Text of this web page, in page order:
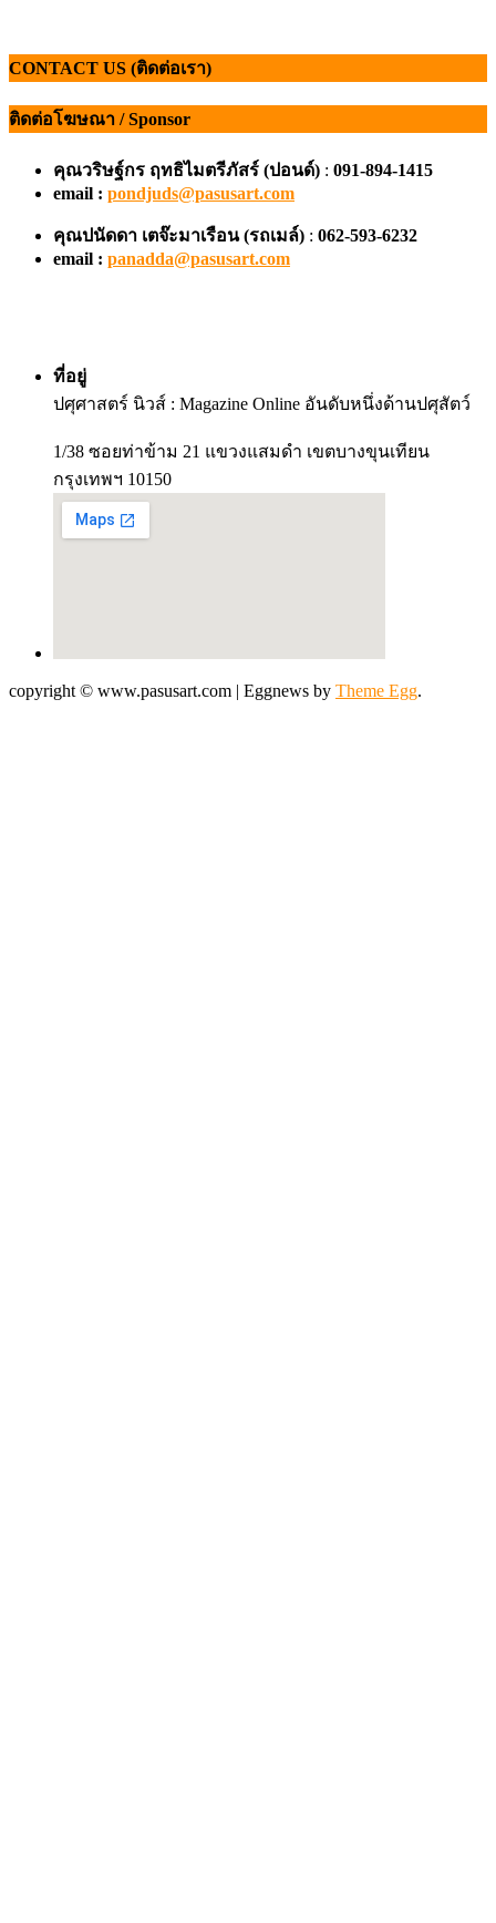
CONTACT US (ติดต่อเรา)
ติดต่อโฆษณา / Sponsor
คุณวริษฐ์กร ฤทธิไมตรีภัสร์ (ปอนด์) : 091-894-1415
email : pondjuds@pasusart.com
คุณปนัดดา เตจ๊ะมาเรือน (รถเมล์) : 062-593-6232
email : panadda@pasusart.com
ที่อยู่
ปศุศาสตร์ นิวส์ : Magazine Online อันดับหนึ่งด้านปศุสัตว์
1/38 ซอยท่าข้าม 21 แขวงแสมดำ เขตบางขุนเทียน
กรุงเทพฯ 10150
copyright © www.pasusart.com | Eggnews by Theme Egg.